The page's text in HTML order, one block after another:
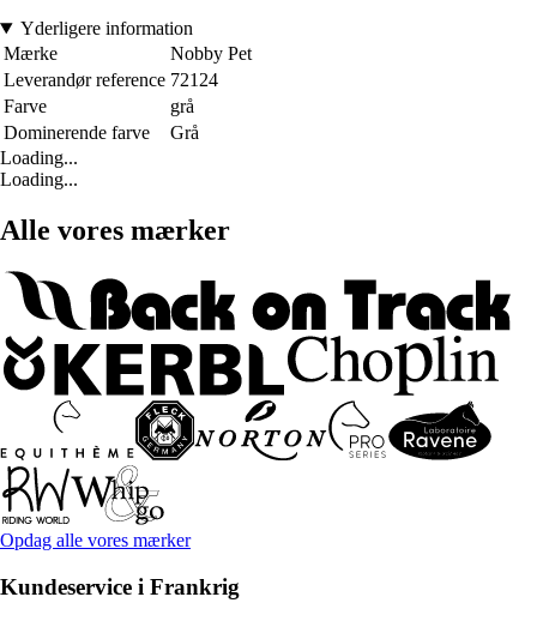
Yderligere information
Mærke
Nobby Pet
Leverandør reference 72124
Farve
grå
Dominerende farve
Grå
Loading...
Loading...
Alle vores mærker
Opdag alle vores mærker
Kundeservice i Frankrig